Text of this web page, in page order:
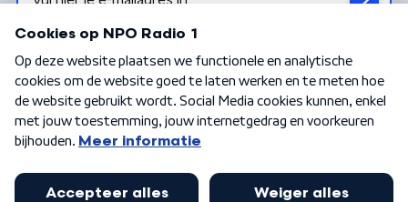
Algemene voorwaarden